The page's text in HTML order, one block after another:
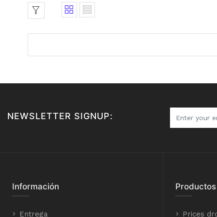
NEWSLETTER SIGNUP:
Información
Entrega
Productos
Prices